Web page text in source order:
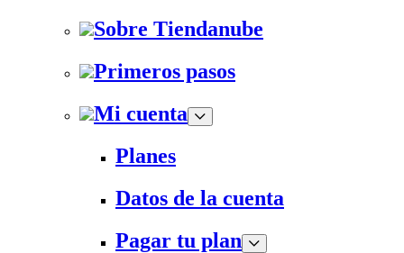
Sobre Tiendanube
Primeros pasos
Mi cuenta
Planes
Datos de la cuenta
Pagar tu plan